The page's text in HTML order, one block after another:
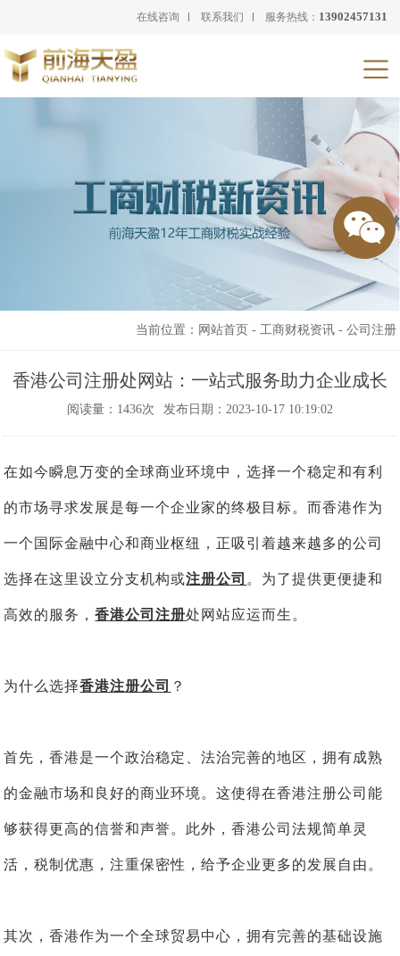
在线咨询 联系我们 服务热线： 13902457131
当前位置： 网站首页 - 工商财税资讯- 公司注册
香港公司注册处网站：一站式服务助力企业成长
阅读量：1436次 发布日期：2023-10-17 10:19:02
在如今瞬息万变的全球商业环境中，选择一个稳定和有利
的市场寻求发展是每一个企业家的终极目标。而香港作为
一个国际金融中心和商业枢纽，正吸引着越来越多的公司
选择在这里设立分支机构或注册公司 。为了提供更便捷和
高效的服务，香港公司注册处网站应运而生。
为什么选择香港注册公司 ？
首先，香港是一个政治稳定、法治完善的地区，拥有成熟
的金融市场和良好的商业环境。这使得在香港注册公司能
够获得更高的信誉和声誉。此外，香港公司法规简单灵
活，税制优惠，注重保密性，给予企业更多的发展自由。
其次，香港作为一个全球贸易中心，拥有完善的基础设施